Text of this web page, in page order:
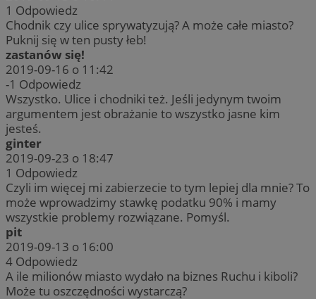
1 Odpowiedz
Chodnik czy ulice sprywatyzują? A może całe miasto?
Puknij się w ten pusty łeb!
zastanów się!
2019-09-16 o 11:42
-1 Odpowiedz
Wszystko. Ulice i chodniki też. Jeśli jedynym twoim
argumentem jest obrażanie to wszystko jasne kim
jesteś.
ginter
2019-09-23 o 18:47
1 Odpowiedz
Czyli im więcej mi zabierzecie to tym lepiej dla mnie? To
może wprowadzimy stawkę podatku 90% i mamy
wszystkie problemy rozwiązane. Pomyśl.
pit
2019-09-13 o 16:00
4 Odpowiedz
A ile milionów miasto wydało na biznes Ruchu i kiboli?
Może tu oszczędności wystarczą?